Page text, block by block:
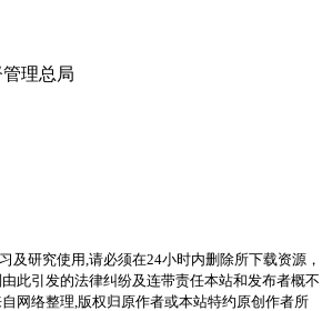
理总局
及研究使用,请必须在24小时内删除所下载资源，
此引发的法律纠纷及连带责任本站和发布者概不
网络整理,版权归原作者或本站特约原创作者所